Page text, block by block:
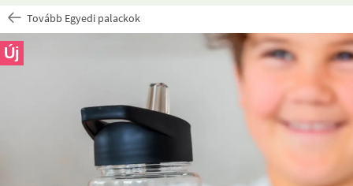
Tovább Egyedi palackok
Új